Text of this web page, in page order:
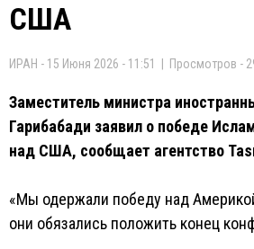
США
ИРАН - 15 Июня 2026 - 11:51 | Просмотров -
Заместитель министра
Гарибабади заявил о победе
над США, сообщает агентство
«Мы одержали победу над
они обязались положить конец